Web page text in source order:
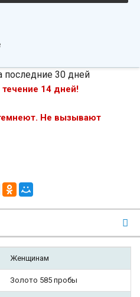
последние 30 дней
14 дней!
Не вызывают
Женщинам
Золото 585 пробы